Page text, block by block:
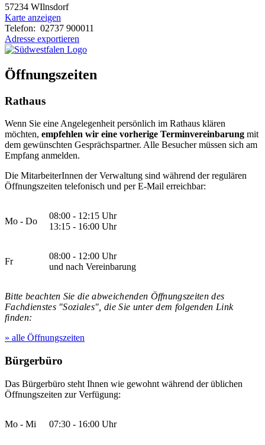
57234 WIlnsdorf
Karte anzeigen
Telefon: 02737 900011
Adresse exportieren
Öffnungszeiten
Rathaus
Wenn Sie eine Angelegenheit persönlich im Rathaus klären
möchten, empfehlen wir eine vorherige Terminvereinbarung mit
dem gewünschten Gesprächspartner. Alle Besucher müssen sich am
Empfang anmelden.
Die MitarbeiterInnen der Verwaltung sind während der regulären
Öffnungszeiten telefonisch und per E-Mail erreichbar:
Mo - Do
08:00 - 12:15 Uhr
13:15 - 16:00 Uhr
Fr
08:00 - 12:00 Uhr
und nach Vereinbarung
Bitte beachten Sie die abweichenden Öffnungszeiten des
Fachdienstes "Soziales", die Sie unter dem folgenden Link
finden:
» alle Öffnungszeiten
Bürgerbüro
Das Bürgerbüro steht Ihnen wie gewohnt während der üblichen
Öffnungszeiten zur Verfügung:
Mo - Mi 07:30 - 16:00 Uhr